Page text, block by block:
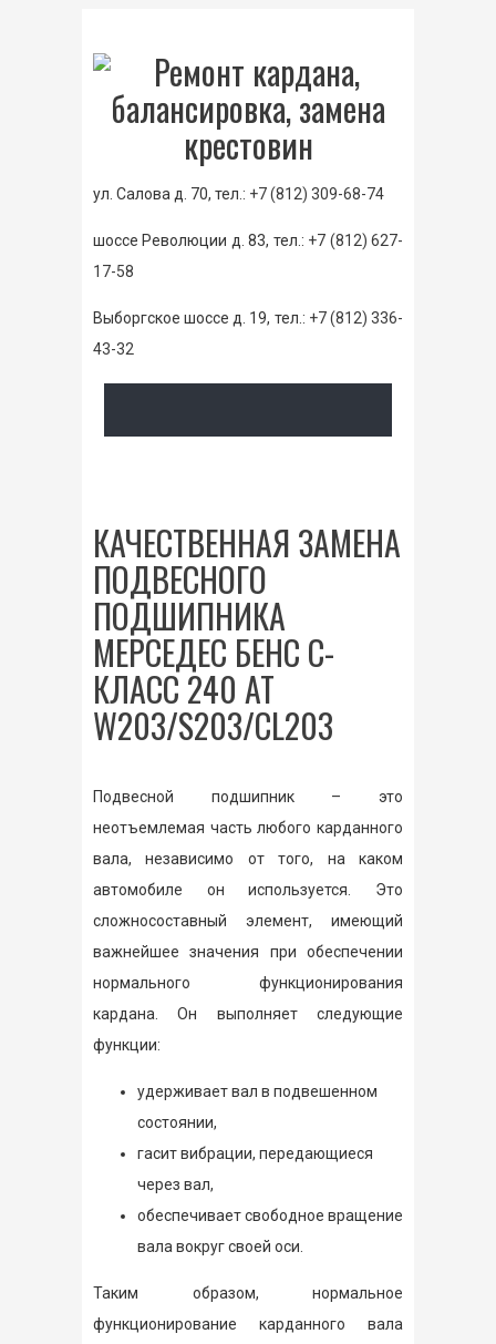
ул. Салова д. 70, тел.: +7 (812) 309-68-74
шоссе Революции д. 83, тел.: +7 (812) 627-
17-58
Выборгское шоссе д. 19, тел.: +7 (812) 336-
43-32
КАЧЕСТВЕННАЯ ЗАМЕНА
ПОДВЕСНОГО
ПОДШИПНИКА
МЕРСЕДЕС БЕНС С-
КЛАСС 240 AT
W203/S203/CL203
Подвесной подшипник – это
неотъемлемая часть любого карданного
вала, независимо от того, на каком
автомобиле он используется. Это
сложносоставный элемент, имеющий
важнейшее значения при обеспечении
нормального функционирования
кардана. Он выполняет следующие
функции:
удерживает вал в подвешенном
состоянии,
гасит вибрации, передающиеся
через вал,
обеспечивает свободное вращение
вала вокруг своей оси.
Таким образом, нормальное
функционирование карданного вала